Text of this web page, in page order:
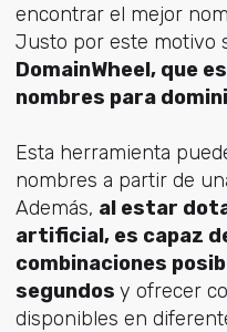
encontrar el mejor
Justo por este motivo
DomainWheel, que
nombres para
Esta herramienta
nombres a partir de
Además, al estar
artificial, es capaz
combinaciones
segundos y ofrecer
disponibles en